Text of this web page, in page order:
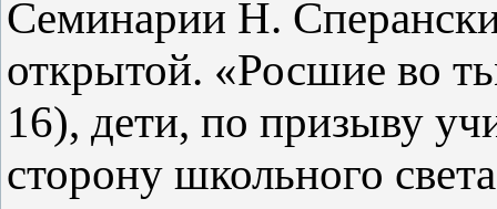
Семинарии Н.
открытой. «Росшие во
16), дети, по призыву
сторону школьного